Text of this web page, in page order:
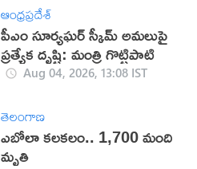
ఆంధ్రప్రదేశ్
పీఎం సూర్యఘర్ స్కీమ్ అమలుపై
ప్రత్యేక దృష్టి: మంత్రి గొట్టిపాటి
Aug 04, 2026, 13:08 IST
తెలంగాణ
ఎబోలా కలకలం.. 1,700 మంది
మృతి